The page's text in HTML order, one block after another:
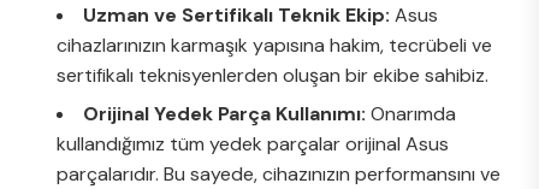
Uzman ve Sertifikalı Teknik Ekip: Asus
cihazlarınızın karmaşık yapısına hakim, tecrübeli ve
sertifikalı teknisyenlerden oluşan bir ekibe sahibiz.
Orijinal Yedek Parça Kullanımı: Onarımda
kullandığımız tüm yedek parçalar orijinal Asus
parçalarıdır. Bu sayede, cihazınızın performansını ve